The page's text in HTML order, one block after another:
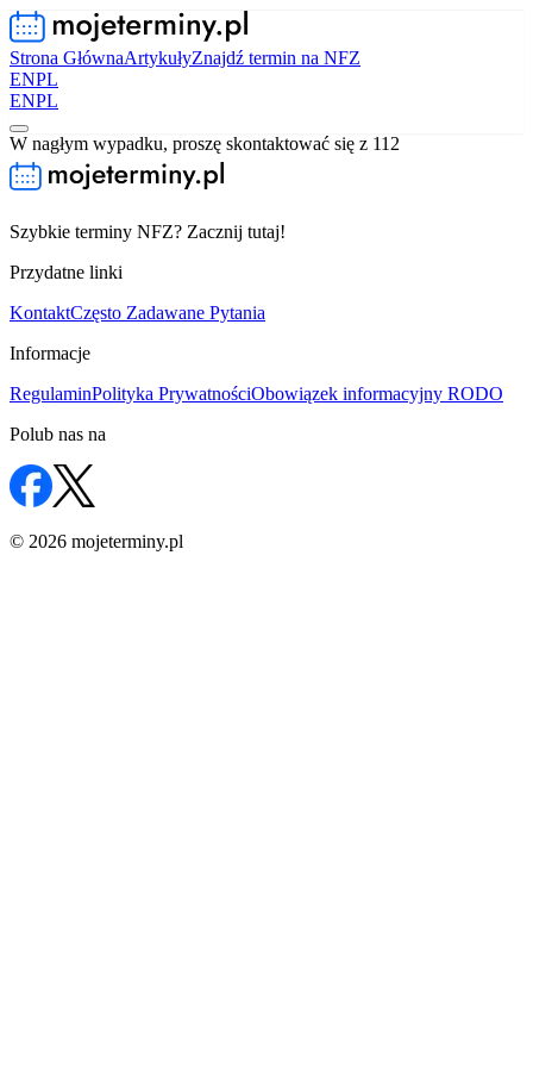
Strona GłównaArtykułyZnajdź termin na NFZ
ENPL
ENPL
W nagłym wypadku, proszę skontaktować się z 112
Szybkie terminy NFZ? Zacznij tutaj!
Przydatne linki
KontaktCzęsto Zadawane Pytania
Informacje
RegulaminPolityka PrywatnościObowiązek informacyjny RODO
Polub nas na
© 2026 mojeterminy.pl